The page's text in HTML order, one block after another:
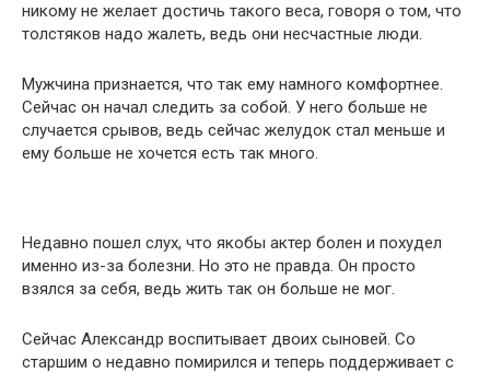
никому не желает достичь такого веса, говоря о том, что
толстяков надо жалеть, ведь они несчастные люди.
Мужчина признается, что так ему намного комфортнее.
Сейчас он начал следить за собой. У него больше не
случается срывов, ведь сейчас желудок стал меньше и
ему больше не хочется есть так много.
Недавно пошел слух, что якобы актер болен и похудел
именно из-за болезни. Но это не правда. Он просто
взялся за себя, ведь жить так он больше не мог.
Сейчас Александр воспитывает двоих сыновей. Со
старшим о недавно помирился и теперь поддерживает с